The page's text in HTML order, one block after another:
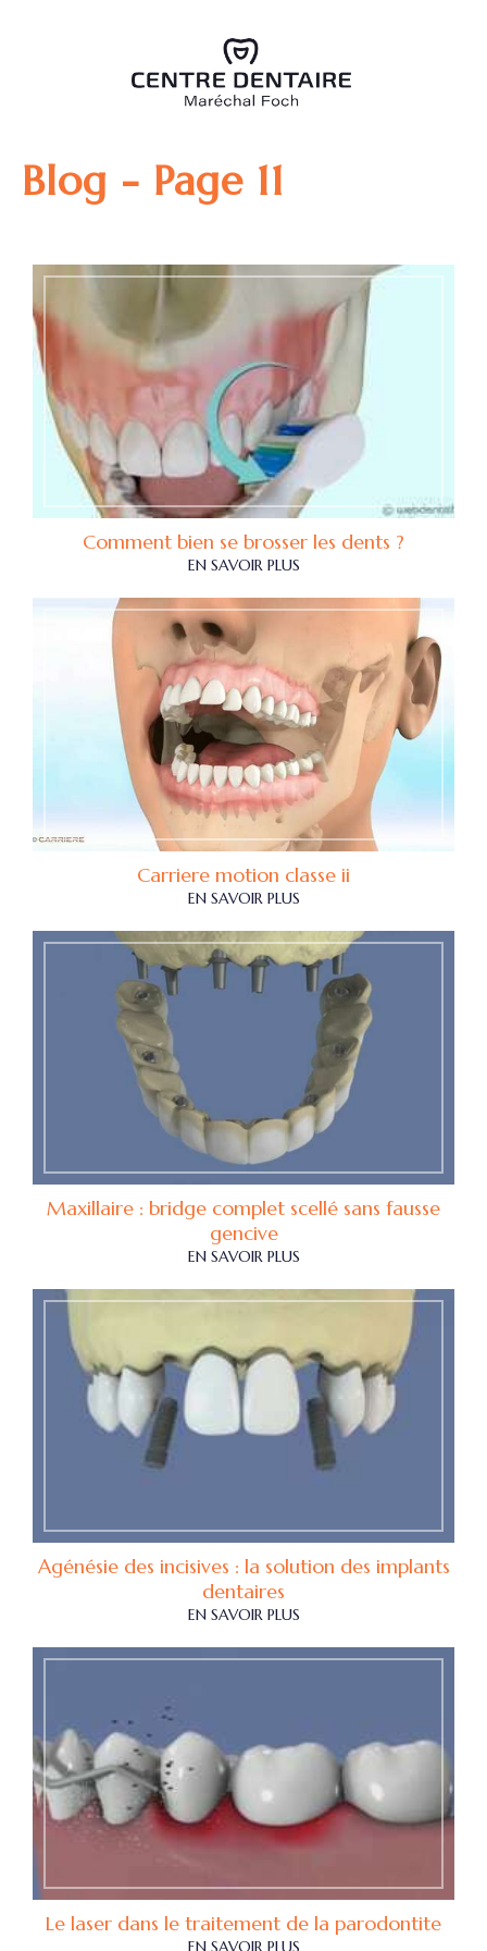
Blog - Page 11
Comment bien se brosser les dents ?
EN SAVOIR PLUS
Carriere motion classe ii
EN SAVOIR PLUS
Maxillaire : bridge complet scellé sans fausse
gencive
EN SAVOIR PLUS
Agénésie des incisives : la solution des implants
dentaires
EN SAVOIR PLUS
Le laser dans le traitement de la parodontite